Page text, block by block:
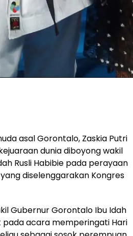
asal Gorontalo, Zaskia Putri
dunia diboyong wakil
Rusli Habibie pada perayaan
diselenggarakan Kongres
Gubernur Gorontalo Ibu Idah
pada acara memperingati Hari